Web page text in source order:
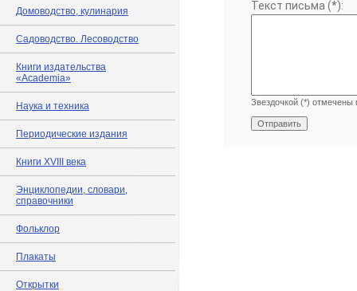
Домоводство, кулинария
Садоводство. Лесоводство
Книги издательства
«Academia»
Наука и техника
Периодические издания
Книги XVIII века
Энциклопедии, словари,
справочники
Фольклор
Плакаты
Открытки
Текст письма (*):
Звездочкой (*) отмечены